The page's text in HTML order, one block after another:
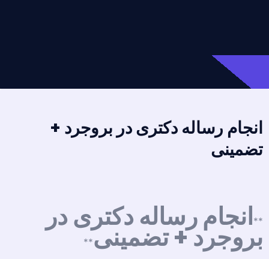
انجام رساله دکتری در بروجرد +
تضمینی
**انجام رساله دکتری در
بروجرد + تضمینی**